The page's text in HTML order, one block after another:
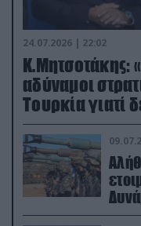
24.07.2026 | 22:02
Κ.Μητσοτάκης:
αδύναμοι
Τουρκία γιατί
(βίντεο)